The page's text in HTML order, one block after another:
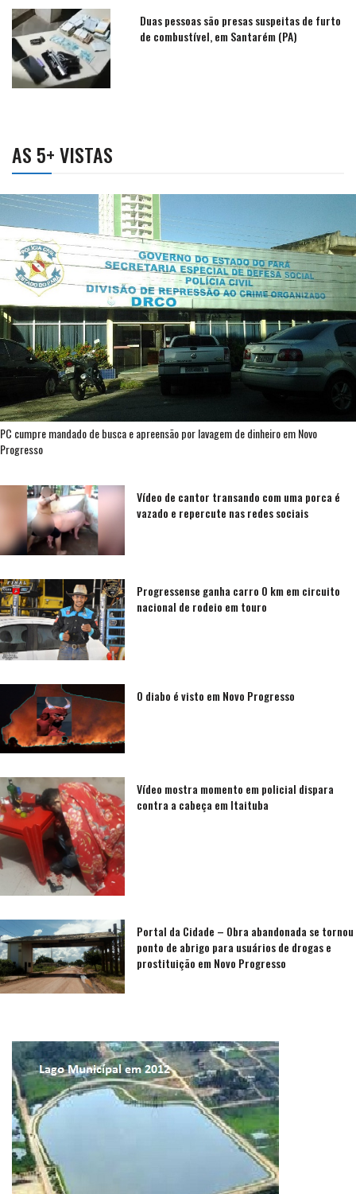
Duas pessoas são presas suspeitas de furto
de combustível, em Santarém (PA)
AS 5+ VISTAS
PC cumpre mandado de busca e apreensão por lavagem de dinheiro em Novo
Progresso
Vídeo de cantor transando com uma porca é
vazado e repercute nas redes sociais
Progressense ganha carro 0 km em circuito
nacional de rodeio em touro
O diabo é visto em Novo Progresso
Vídeo mostra momento em policial dispara
contra a cabeça em Itaituba
Portal da Cidade – Obra abandonada se tornou
ponto de abrigo para usuários de drogas e
prostituição em Novo Progresso